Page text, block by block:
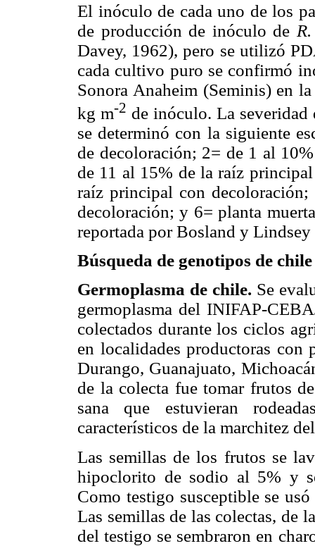
El inóculo de cada uno de los
de producción de inóculo de
Davey, 1962), pero se utilizó
cada cultivo puro se confirmó
Sonora Anaheim (Seminis) en
kg m-2 de inóculo. La
se determinó con la siguiente
de decoloración; 2= de 1 al
de 11 al 15% de la raíz
raíz principal con
decoloración; y 6= planta
reportada por Bosland y
Búsqueda de genotipos de
Germoplasma de chile. Se
germoplasma del INIFAP-
colectados durante los ciclos
en localidades productoras con
Durango, Guanajuato,
de la colecta fue tomar frutos
sana que estuvieran
característicos de la marchitez
Las semillas de los frutos se
hipoclorito de sodio al 5% y
Como testigo susceptible se
Las semillas de las colectas, de
del testigo se sembraron en